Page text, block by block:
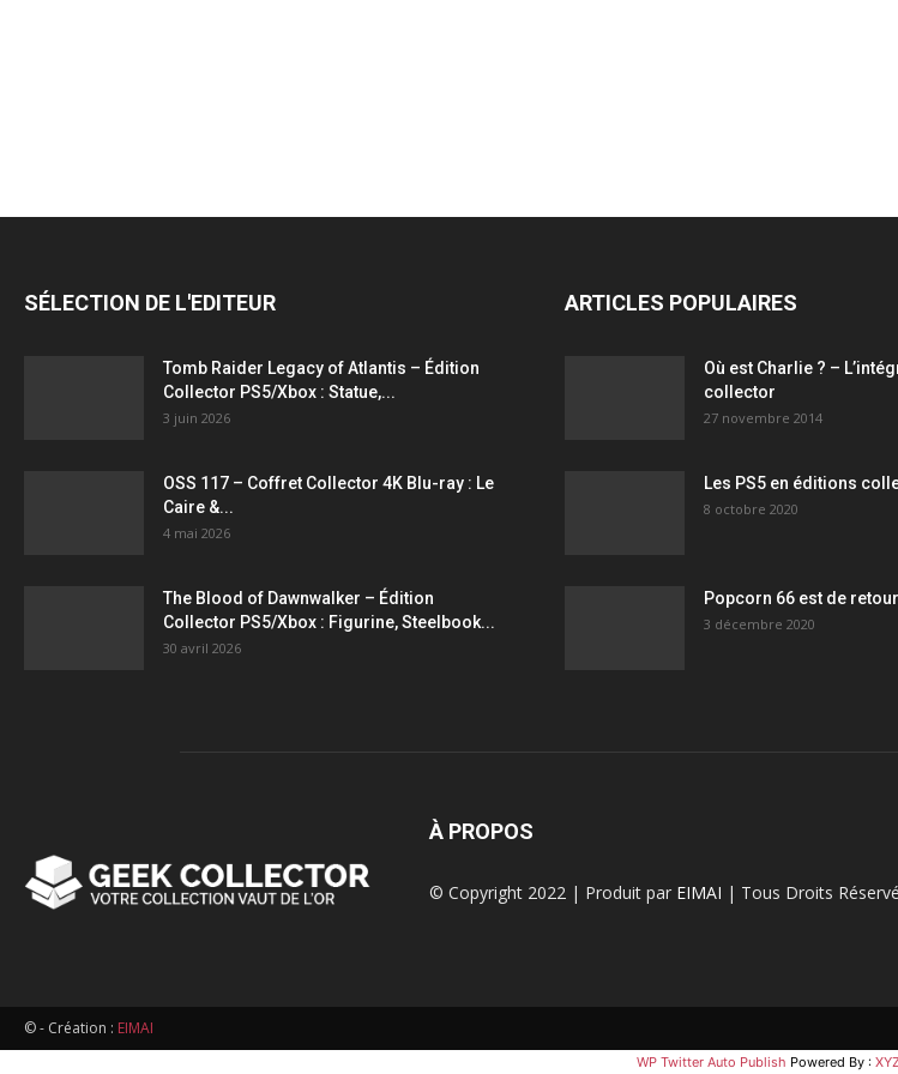
statuettes
SÉLECTION DE L'EDITEUR
Tomb Raider Legacy of Atlantis – Édition
Collector PS5/Xbox : Statue,...
3 juin 2026
OSS 117 – Coffret Collector 4K Blu-ray : Le
Caire &...
4 mai 2026
The Blood of Dawnwalker – Édition
Collector PS5/Xbox : Figurine, Steelbook...
30 avril 2026
ARTICLES POPULAIRES
Où est Charlie ? –
collector
27 novembre 2014
Les PS5 en éditions
8 octobre 2020
Popcorn 66 est de
3 décembre 2020
À PROPOS
© Copyright 2022 | Produit par EIMAI | Tous Droits
© - Création : EIMAI
WP Twitter Auto Publish Powered By :